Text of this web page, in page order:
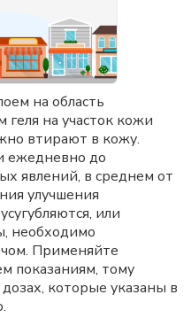
на область
геля на участок кожи
втирают в кожу.
ежедневно до
явлений, в среднем от
улучшения
или
необходимо
Применяйте
показаниям, тому
которые указаны в